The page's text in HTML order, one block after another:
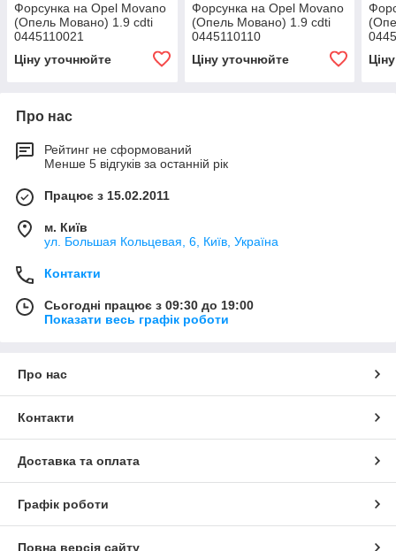
Форсунка на Opel Movano
(Опель Мовано) 1.9 cdti
0445110021
Ціну уточнюйте
Форсунка на Opel Movano
(Опель Мовано) 1.9 cdti
0445110110
Ціну уточнюйте
Про нас
Рейтинг не сформований
Менше 5 відгуків за останній рік
Працює з 15.02.2011
м. Київ
ул. Большая Кольцевая, 6, Київ, Україна
Контакти
Сьогодні працює з 09:30 до 19:00
Показати весь графік роботи
Про нас
Контакти
Доставка та оплата
Графік роботи
Повна версія сайту